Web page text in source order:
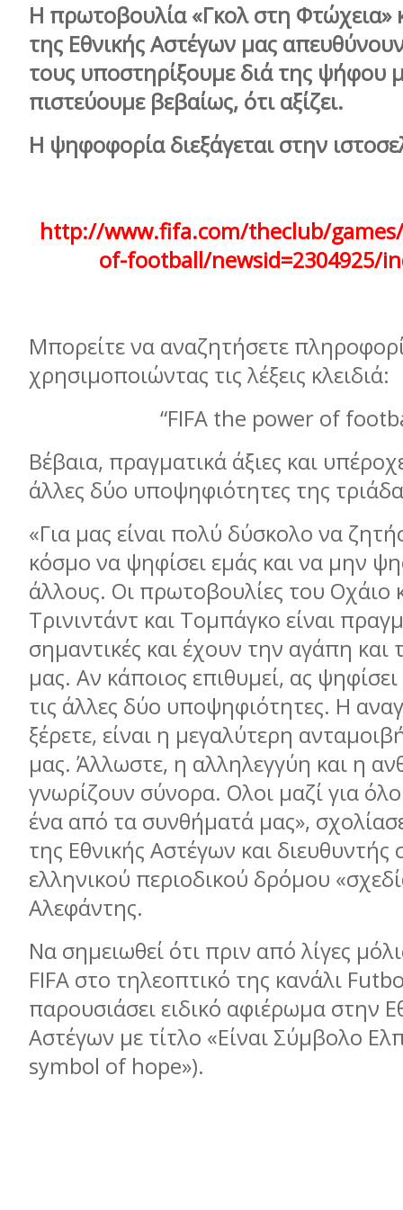
Η πρωτοβουλία «Γκολ στη Φτώχεια»
της Εθνικής Αστέγων μας
τους υποστηρίξουμε διά της ψήφου
πιστεύουμε βεβαίως, ότι αξίζει.
Η ψηφοφορία διεξάγεται στην
http://www.fifa.com/theclub/
of-football/newsid=2304925/
Μπορείτε να αναζητήσετε
χρησιμοποιώντας τις λέξεις κλειδιά:
“FIFA the power of
Βέβαια, πραγματικά άξιες και
άλλες δύο υποψηφιότητες της
«Για μας είναι πολύ δύσκολο να
κόσμο να ψηφίσει εμάς και να μην
άλλους. Οι πρωτοβουλίες του Οχάιο
Τρινιντάντ και Τομπάγκο είναι
σημαντικές και έχουν την αγάπη
μας. Αν κάποιος επιθυμεί, ας
τις άλλες δύο υποψηφιότητες. Η
ξέρετε, είναι η μεγαλύτερη
μας. Άλλωστε, η αλληλεγγύη και η
γνωρίζουν σύνορα. Ολοι μαζί για
ένα από τα συνθήματά μας»,
της Εθνικής Αστέγων και διευθυντής
ελληνικού περιοδικού δρόμου
Αλεφάντης.
Να σημειωθεί ότι πριν από λίγες
FIFA στο τηλεοπτικό της κανάλι
παρουσιάσει ειδικό αφιέρωμα στην
Αστέγων με τίτλο «Είναι Σύμβολο
symbol of hope»).